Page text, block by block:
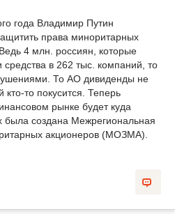
года Владимир Путин
права миноритарных
4 млн. россиян, которые
средства в 262 тыс. компаний, то
То АО дивиденды не
кто-то покусится. Теперь
рынке будет куда
была создана Межрегиональная
акционеров (МОЗМА).